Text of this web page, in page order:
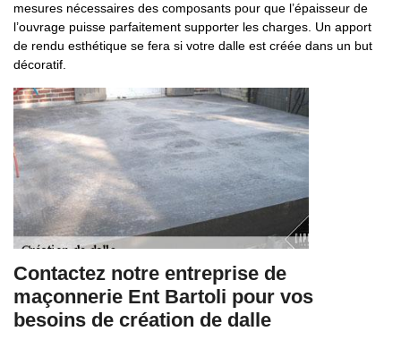
mesures nécessaires des composants pour que l’épaisseur de
l’ouvrage puisse parfaitement supporter les charges. Un apport
de rendu esthétique se fera si votre dalle est créée dans un but
décoratif.
Contactez notre entreprise de
maçonnerie Ent Bartoli pour vos
besoins de création de dalle